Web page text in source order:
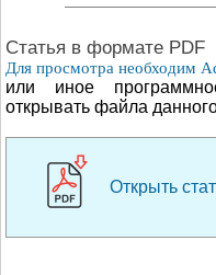
Cтатья в формате PDF
Для просмотра необходим
или иное
открывать файла
Открыть